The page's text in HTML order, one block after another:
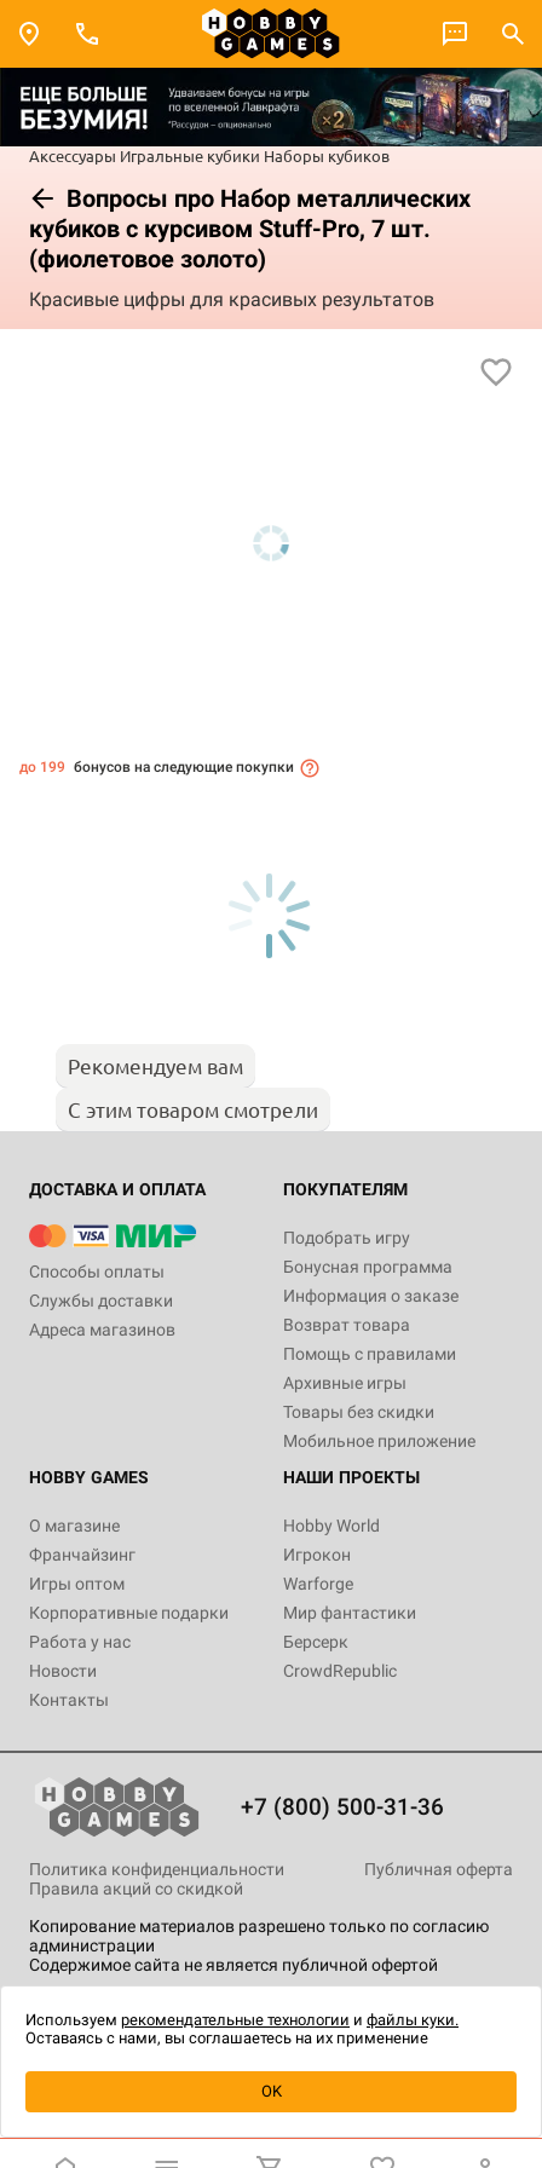
Аксессуары Игральные кубики Наборы кубиков
Вопросы про Набор металлических
кубиков с курсивом Stuff-Pro, 7 шт.
(фиолетовое золото)
Красивые цифры для красивых результатов
Уведомить о наличии
до 199 бонусов на следующие покупки
Рекомендуем вам
С этим товаром смотрели
ДОСТАВКА И ОПЛАТА
Способы оплаты
Службы доставки
Адреса магазинов
ПОКУПАТЕЛЯМ
Подобрать игру
Бонусная программа
Информация о заказе
Возврат товара
Помощь с правилами
Архивные игры
Товары без скидки
Мобильное приложение
HOBBY GAMES
О магазине
Франчайзинг
Игры оптом
Корпоративные подарки
Работа у нас
Новости
Контакты
НАШИ ПРОЕКТЫ
Hobby World
Игрокон
Warforge
Мир фантастики
Берсерк
CrowdRepublic
+7 (800) 500-31-36
Копирование материалов разрешено только по согласию
администрации
Содержимое сайта не является публичной офертой
Политика конфиденциальности
Публичная оферта
Правила акций со скидкой
технологии.
Используем рекомендательные технологии и файлы куки.
Оставаясь с нами, вы соглашаетесь на их применение
OK